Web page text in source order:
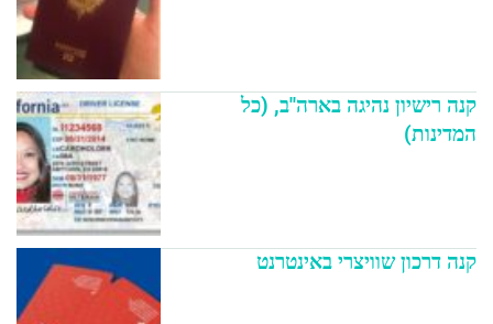
קנה רישיון נהיגה בארה"ב, (כל
המדינות)
קנה דרכון שוויצרי באינטרנט